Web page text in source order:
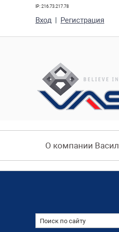
IP: 216.73.217.78
Вход | Регистрация
О компании Васил